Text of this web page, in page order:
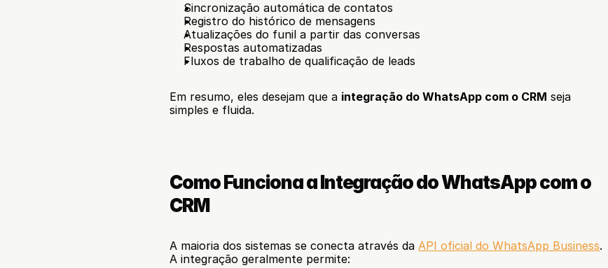
Sincronização automática de contatos
Registro do histórico de mensagens
Atualizações do funil a partir das conversas
Respostas automatizadas
Fluxos de trabalho de qualificação de leads
Em resumo, eles desejam que a integração do WhatsApp com o CRM seja
simples e fluida.
Como Funciona a Integração do WhatsApp com o
CRM
A maioria dos sistemas se conecta através da API oficial do WhatsApp Business.
A integração geralmente permite: